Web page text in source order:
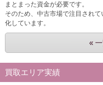
まとまった資金が必要です。
そのため、中古市場で注目され
化しています。
«
買取エリア実績